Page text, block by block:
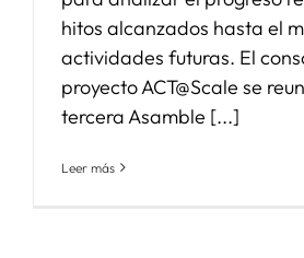
hitos alcanzados hasta el
actividades futuras. El
proyecto ACT@Scale se
tercera Asamble [...]
Leer más